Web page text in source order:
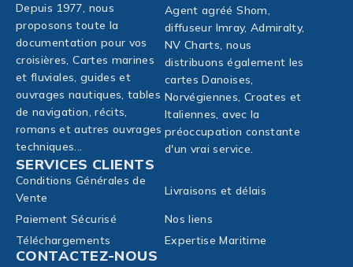
Depuis 1977, nous
proposons toute la
documentation pour vos
croisières, Cartes marines
et fluviales, guides et
ouvrages nautiques, tables
de navigation, récits,
romans et autres ouvrages
techniques...
Agent agréé Shom,
diffuseur Imray, Admiralty,
NV Charts, nous
distribuons également les
cartes Danoises,
Norvégiennes, Croates et
Italiennes, avec la
préoccupation constante
d'un vrai service.
SERVICES CLIENTS
Conditions Générales de
Vente
Livraisons et délais
Paiement Sécurisé
Nos liens
Téléchargements
Expertise Maritime
CONTACTEZ-NOUS